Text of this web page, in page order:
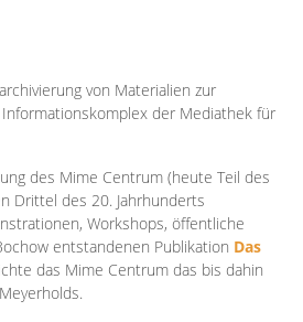
von Materialien zur
der Mediathek für
des Mime Centrum (heute Teil des
Drittel des 20. Jahrhunderts
Workshops, öffentliche
entstandenen Publikation Das
das Mime Centrum das bis dahin